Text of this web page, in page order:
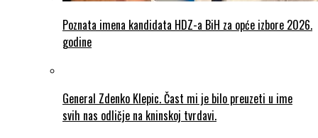
Poznata imena kandidata HDZ-a BiH za opće izbore 2026.
godine
General Zdenko Klepic. Čast mi je bilo preuzeti u ime
svih nas odličje na kninskoj tvrdavi.